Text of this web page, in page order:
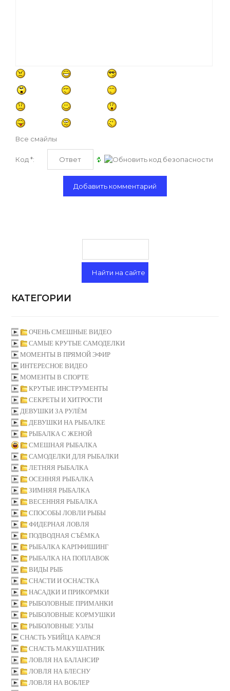
Все смайлы
Код *:
КАТЕГОРИИ
ОЧЕНЬ СМЕШНЫЕ ВИДЕО
САМЫЕ КРУТЫЕ САМОДЕЛКИ
МОМЕНТЫ В ПРЯМОЙ ЭФИР
ИНТЕРЕСНОЕ ВИДЕО
МОМЕНТЫ В СПОРТЕ
КРУТЫЕ ИНСТРУМЕНТЫ
СЕКРЕТЫ И ХИТРОСТИ
ДЕВУШКИ ЗА РУЛЁМ
ДЕВУШКИ НА РЫБАЛКЕ
РЫБАЛКА С ЖЕНОЙ
СМЕШНАЯ РЫБАЛКА
САМОДЕЛКИ ДЛЯ РЫБАЛКИ
ЛЕТНЯЯ РЫБАЛКА
ОСЕННЯЯ РЫБАЛКА
ЗИМНЯЯ РЫБАЛКА
ВЕСЕННЯЯ РЫБАЛКА
СПОСОБЫ ЛОВЛИ РЫБЫ
ФИДЕРНАЯ ЛОВЛЯ
ПОДВОДНАЯ СЪЁМКА
РЫБАЛКА КАРПФИШИНГ
РЫБАЛКА НА ПОПЛАВОК
ВИДЫ РЫБ
СНАСТИ И ОСНАСТКА
НАСАДКИ И ПРИКОРМКИ
РЫБОЛОВНЫЕ ПРИМАНКИ
РЫБОЛОВНЫЕ КОРМУШКИ
РЫБОЛОВНЫЕ УЗЛЫ
СНАСТЬ УБИЙЦА КАРАСЯ
СНАСТЬ МАКУШАТНИК
ЛОВЛЯ НА БАЛАНСИР
ЛОВЛЯ НА БЛЕСНУ
ЛОВЛЯ НА ВОБЛЕР